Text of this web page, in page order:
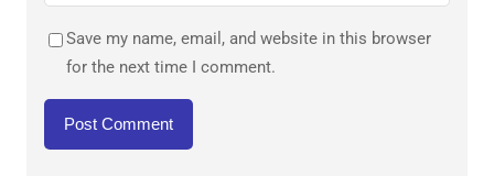
Save my name, email, and website in this browser
for the next time I comment.